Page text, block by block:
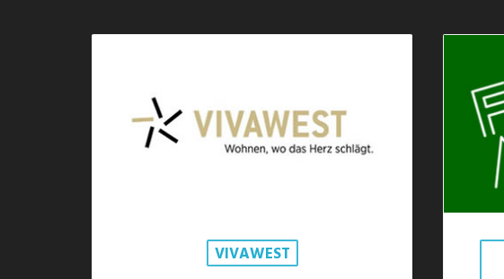
VIVAWEST